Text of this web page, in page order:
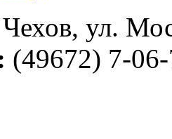
Чехов, ул.
(49672) 7-